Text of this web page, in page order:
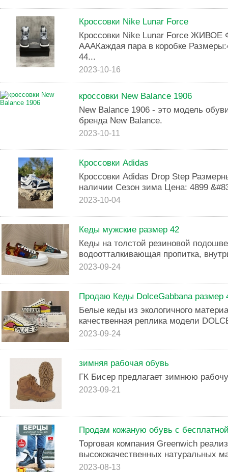
Кроссовки Nike Lunar Force
Кроссовки Nike Lunar Force ЖИВОЕ
АААКаждая пара в коробке
44...
2023-10-16
кроссовки New Balance 1906
New Balance 1906 - это модель
бренда New Balance.
2023-10-11
Кроссовки Adidas
Кроссовки Adidas Drop Step
наличии Сезон зима Цена: 4899
2023-10-04
Кеды мужские размер 42
Кеды на толстой резиновой
водоотталкивающая пропитка,
2023-09-24
Продаю Кеды DolceGabbana размер
Белые кеды из экологичного
качественная реплика модели
2023-09-24
зимняя рабочая обувь
ГК Бисер предлагает зимнюю
2023-09-21
Продам кожаную обувь с
Торговая компания Greenwich
высококачественных натуральных
2023-08-13